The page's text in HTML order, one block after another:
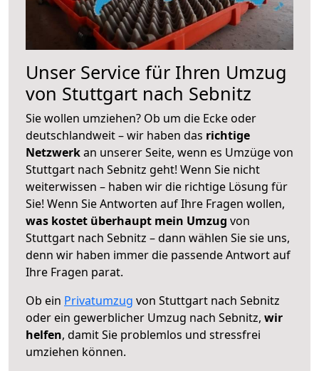
Unser Service für Ihren Umzug
von Stuttgart nach Sebnitz
Sie wollen umziehen? Ob um die Ecke oder
deutschlandweit – wir haben das richtige
Netzwerkan unserer Seite, wenn es Umzüge von
Stuttgart nach Sebnitz geht! Wenn Sie nicht
weiterwissen – haben wir die richtige Lösung für
Sie! Wenn Sie Antworten auf Ihre Fragen wollen,
was kostet überhaupt mein Umzug von
Stuttgart nach Sebnitz – dann wählen Sie sie uns,
denn wir haben immer die passende Antwort auf
Ihre Fragen parat.
Ob ein Privatumzug von Stuttgart nach Sebnitz
oder ein gewerblicher Umzug nach Sebnitz, wir
helfen, damit Sie problemlos und stressfrei
umziehen können.